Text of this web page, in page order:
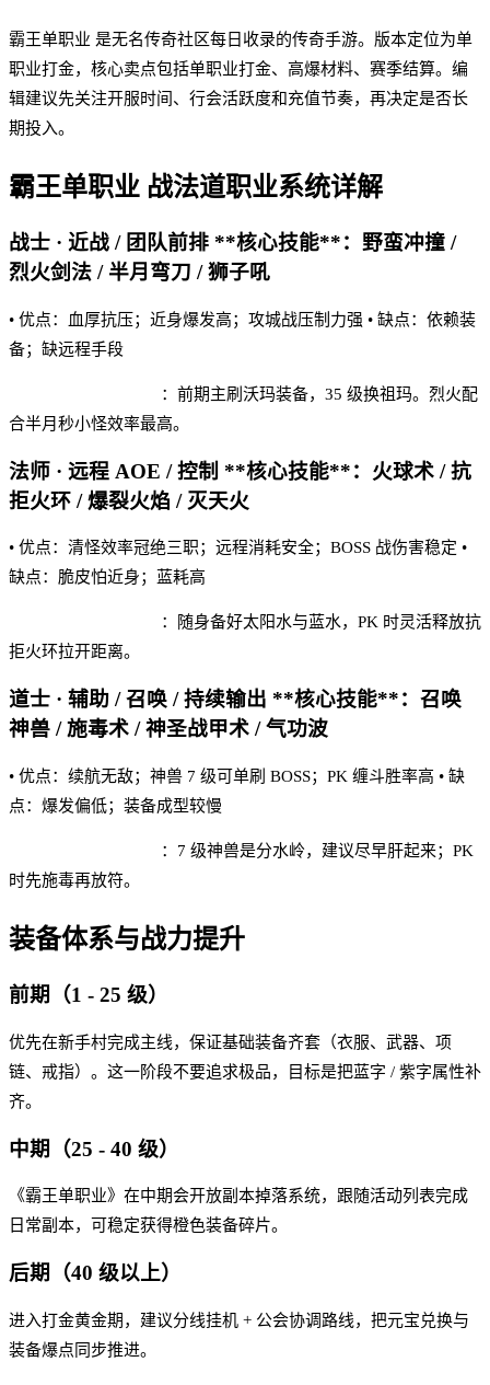
霸王单职业 是无名传奇社区每日收录的传奇手游。版本定位为单
职业打金，核心卖点包括单职业打金、高爆材料、赛季结算。编
辑建议先关注开服时间、行会活跃度和充值节奏，再决定是否长
期投入。
霸王单职业 战法道职业系统详解
战士 · 近战 / 团队前排 **核心技能**：野蛮冲撞 /
烈火剑法 / 半月弯刀 / 狮子吼
• 优点：血厚抗压；近身爆发高；攻城战压制力强 • 缺点：依赖装
备；缺远程手段
：前期主刷沃玛装备，35 级换祖玛。烈火配
合半月秒小怪效率最高。
法师 · 远程 AOE / 控制 **核心技能**：火球术 / 抗
拒火环 / 爆裂火焰 / 灭天火
• 优点：清怪效率冠绝三职；远程消耗安全；BOSS 战伤害稳定 •
缺点：脆皮怕近身；蓝耗高
：随身备好太阳水与蓝水，PK 时灵活释放抗
拒火环拉开距离。
道士 · 辅助 / 召唤 / 持续输出 **核心技能**：召唤
神兽 / 施毒术 / 神圣战甲术 / 气功波
• 优点：续航无敌；神兽 7 级可单刷 BOSS；PK 缠斗胜率高 • 缺
点：爆发偏低；装备成型较慢
：7 级神兽是分水岭，建议尽早肝起来；PK
时先施毒再放符。
装备体系与战力提升
前期（1 - 25 级）
优先在新手村完成主线，保证基础装备齐套（衣服、武器、项
链、戒指）。这一阶段不要追求极品，目标是把蓝字 / 紫字属性补
齐。
中期（25 - 40 级）
《霸王单职业》在中期会开放副本掉落系统，跟随活动列表完成
日常副本，可稳定获得橙色装备碎片。
后期（40 级以上）
进入打金黄金期，建议分线挂机 + 公会协调路线，把元宝兑换与
装备爆点同步推进。